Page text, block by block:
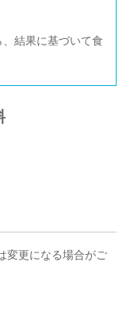
結果に基づいて食
変更になる場合がご